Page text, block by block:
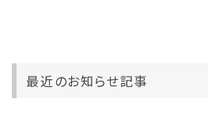
最近のお知らせ記事